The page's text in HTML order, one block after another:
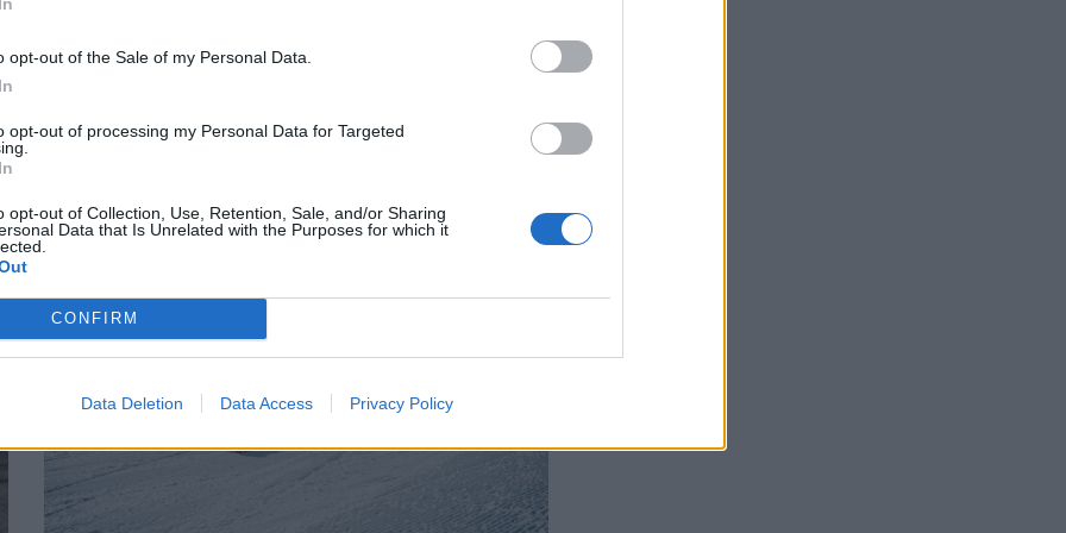
opt-out of the Sale of my Personal Data.
opt-out of processing my Personal Data for Targeted
opt-out of Collection, Use, Retention, Sale, and/or Sharing
Data that Is Unrelated with the Purposes for which it
CONFIRM
Data Deletion Data Access Privacy Policy
Χάνουμε πράγματι περισσότερη
στους ελέγχους της ασφάλειας τους για την
ΟΜΟΡΦΙΆ
ποια «πλήγωσαν» τους φαρμακευτικούς